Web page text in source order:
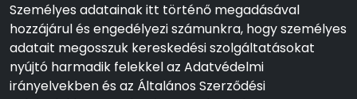
Személyes adatainak itt történő megadásával
hozzájárul és engedélyezi számunkra, hogy személyes
adatait megosszuk kereskedési szolgáltatásokat
nyújtó harmadik felekkel az Adatvédelmi
irányelvekben és az Általános Szerződési